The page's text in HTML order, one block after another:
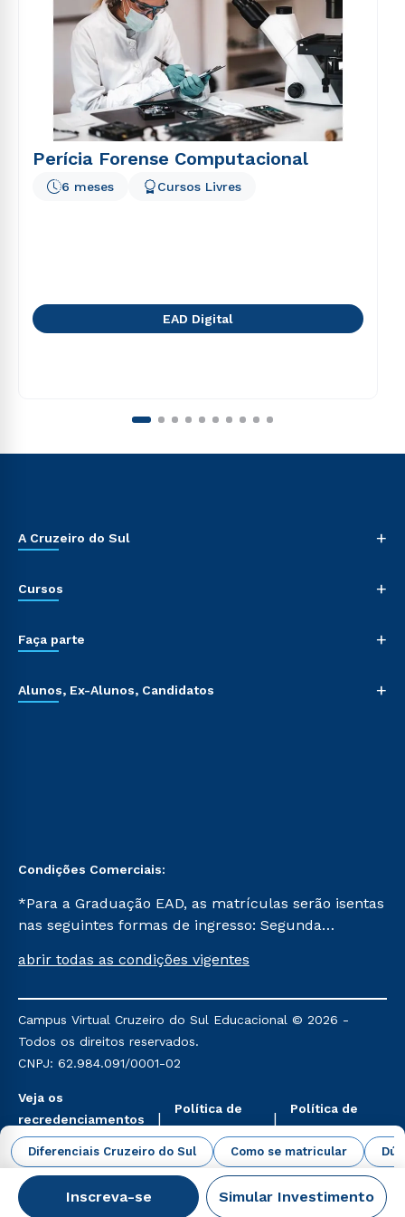
Diferenciais Cruzeiro do Sul Como se matricular
Inscreva-se Simular Investimento
voluptatem sequi nesciunt.
Perícia Forense Computacional
6 meses Cursos Livres
EAD Digital
A Cruzeiro do Sul +
Cursos +
Faça parte +
Alunos, Ex-Alunos, Candidatos +
Condições Comerciais:
*Para a Graduação EAD, as matrículas serão isentas
nas seguintes formas de ingresso: Segunda
Já para as demais, a taxa de matrícula será de R$
mencionadas são referentes aos cursos: Ensino
Religioso, Geografia para a Docência e Metodologia
do Ensino de História: Questões Atuais.
abrir todas as condições vigentes
Campus Virtual Cruzeiro do Sul Educacional © 2026 -
Todos os direitos reservados.
CNPJ: 62.984.091/0001-02
Veja os
recredenciamentos
aqui
Política de
Privacidade
Política de
Cookies